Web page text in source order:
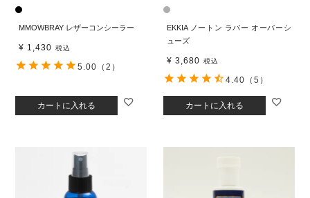
MMOWBRAY レザーコンシーラー
¥ 1,430 税込
カートに入れる
5.00 （2）
EKKIA ノートン ラバー オーバーシ
ューズ
¥ 3,680 税込
カートに入れる
4.40 （5）